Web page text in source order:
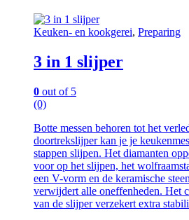
Keuken- en kookgerei, Preparing
3 in 1 slijper
0 out of 5
(0)
Botte messen behoren tot het
doortrekslijper kan je je
stappen slijpen. Het diamanten
voor op het slijpen, het
een V-vorm en de keramische
verwijdert alle oneffenheden. Het
van de slijper verzekert extra